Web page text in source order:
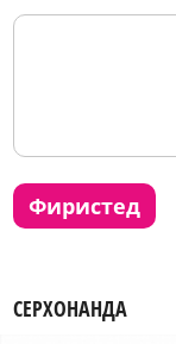
фиристед
СЕРХОНАНДА